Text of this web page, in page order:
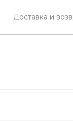
Доставка и